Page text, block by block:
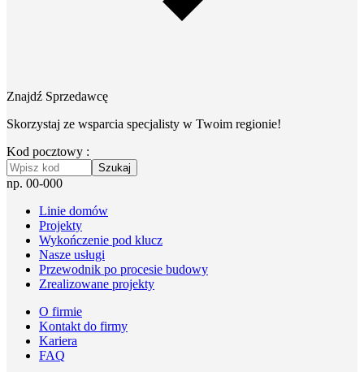
Znajdź Sprzedawcę
Skorzystaj ze wsparcia specjalisty w Twoim regionie!
Kod pocztowy :
Szukaj
np. 00-000
Linie domów
Projekty
Wykończenie pod klucz
Nasze usługi
Przewodnik po procesie budowy
Zrealizowane projekty
O firmie
Kontakt do firmy
Kariera
FAQ